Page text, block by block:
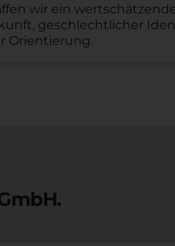
wir ein
geschlechtlicher
Orientierung.